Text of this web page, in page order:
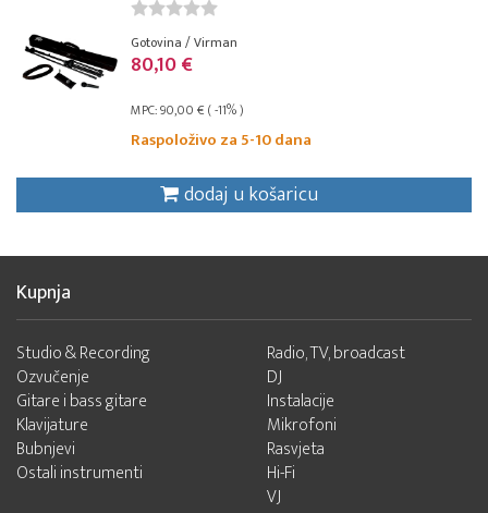
Gotovina / Virman
80,10 €
MPC: 90,00 € ( -11% )
Raspoloživo za 5-10 dana
dodaj u košaricu
Kupnja
Studio & Recording
Ozvučenje
Gitare i bass gitare
Klavijature
Bubnjevi
Ostali instrumenti
Radio, TV, broadcast
DJ
Instalacije
Mikrofoni
Rasvjeta
Hi-Fi
VJ